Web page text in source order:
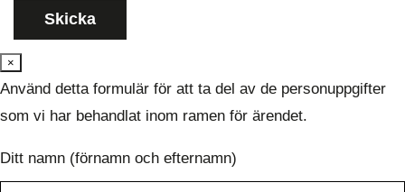
×
Använd detta formulär för att ta del av de personuppgifter
som vi har behandlat inom ramen för ärendet.
Ditt namn (förnamn och efternamn)